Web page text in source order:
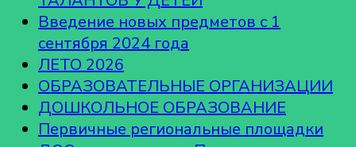
Введение новых предметов с 1
сентября 2024 года
ЛЕТО 2026
ОБРАЗОВАТЕЛЬНЫЕ ОРГАНИЗАЦИИ
ДОШКОЛЬНОЕ ОБРАЗОВАНИЕ
Первичные региональные площадки